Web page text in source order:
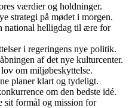
værdier og holdninger.
strategi på mødet i morgen.
national helligdag til ære for
i regeringens nye politik.
af det nye kulturcenter.
om miljøbeskyttelse.
planer klart og tydeligt.
om den bedste idé.
sit formål og mission for